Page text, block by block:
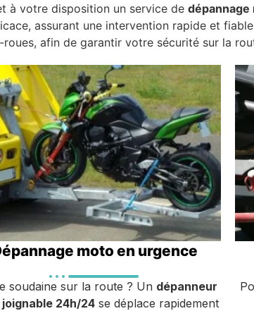
à votre disposition un service de dépannage
assurant une intervention rapide et
afin de garantir votre sécurité sur la
moto en urgence
soudaine sur la route ? Un dépanneur
24h/24se déplace rapidement